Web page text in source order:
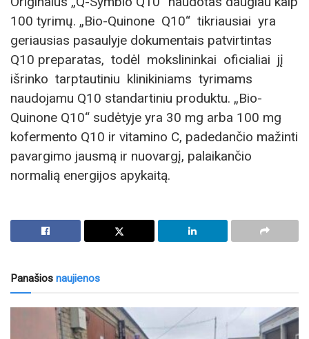
100 tyrimų. „Bio-Quinone Q10“ tikriausiai yra
geriausias pasaulyje dokumentais patvirtintas
Q10 preparatas, todėl mokslininkai oficialiai jį
išrinko tarptautiniu klinikiniams tyrimams
naudojamu Q10 standartiniu produktu. „Bio-
Quinone Q10“ sudėtyje yra 30 mg arba 100 mg
kofermento Q10 ir vitamino C, padedančio mažinti
pavargimo jausmą ir nuovargį, palaikančio
normalią energijos apykaitą.
Panašios naujienos